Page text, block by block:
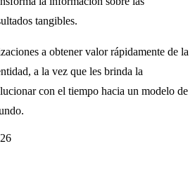
tangibles.
a obtener valor rápidamente de la
a la vez que les brinda la
con el tiempo hacia un modelo de